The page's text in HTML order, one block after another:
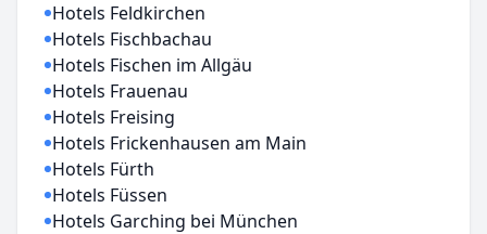
Hotels Feldkirchen
Hotels Fischbachau
Hotels Fischen im Allgäu
Hotels Frauenau
Hotels Freising
Hotels Frickenhausen am Main
Hotels Fürth
Hotels Füssen
Hotels Garching bei München